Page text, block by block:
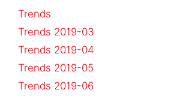
Trends
Trends 2019-03
Trends 2019-04
Trends 2019-05
Trends 2019-06